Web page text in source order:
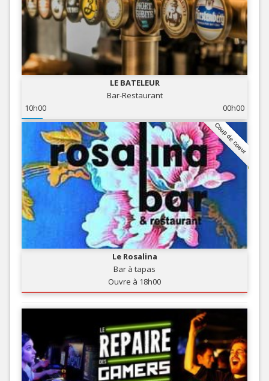
LE BATELEUR
Bar-Restaurant
10h00
00h00
Coup de coeur
Le Rosalina
Bar à tapas
Ouvre à 18h00